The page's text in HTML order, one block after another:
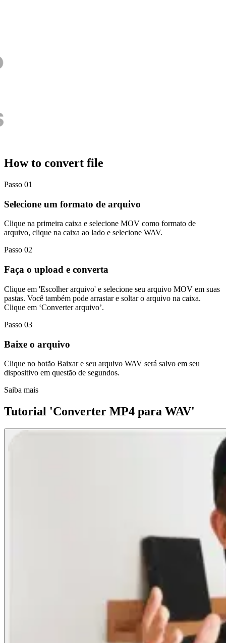
How to convert file
Passo 01
Selecione um formato de arquivo
Clique na primeira caixa e selecione MOV como formato de
arquivo, clique na caixa ao lado e selecione WAV.
Passo 02
Faça o upload e converta
Clique em 'Escolher arquivo' e selecione seu arquivo MOV em suas
pastas. Você também pode arrastar e soltar o arquivo na caixa.
Clique em ‘Converter arquivo’.
Passo 03
Baixe o arquivo
Clique no botão Baixar e seu arquivo WAV será salvo em seu
dispositivo em questão de segundos.
Saiba mais
Tutorial 'Converter MP4 para WAV'